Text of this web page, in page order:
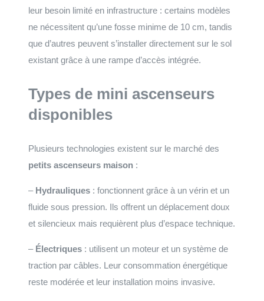
leur besoin limité en infrastructure : certains modèles
ne nécessitent qu’une fosse minime de 10 cm, tandis
que d’autres peuvent s’installer directement sur le sol
existant grâce à une rampe d’accès intégrée.
Types de mini ascenseurs
disponibles
Plusieurs technologies existent sur le marché des
petits ascenseurs maison :
– Hydrauliques : fonctionnent grâce à un vérin et un
fluide sous pression. Ils offrent un déplacement doux
et silencieux mais requièrent plus d’espace technique.
– Électriques : utilisent un moteur et un système de
traction par câbles. Leur consommation énergétique
reste modérée et leur installation moins invasive.